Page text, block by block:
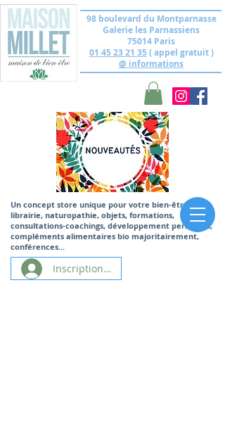
98 boulevard du Montparnasse
Galerie les Parnassiens
75014 Paris
01 45 23 21 35( appel gratuit )
@ informations
Un concept store unique pour votre bien-être,
librairie, naturopathie, objets, formations,
consultations-coachings, développement personnel,
compléments alimentaires bio majoritairement,
conférences...
Inscription/Connexion